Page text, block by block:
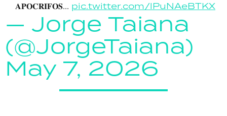
𝐀𝐏𝐎𝐂𝐑𝐈𝐅𝐎𝐒... pic.twitter.com/lPuNAeBTKX
— Jorge Taiana
(@JorgeTaiana)
May 7, 2026